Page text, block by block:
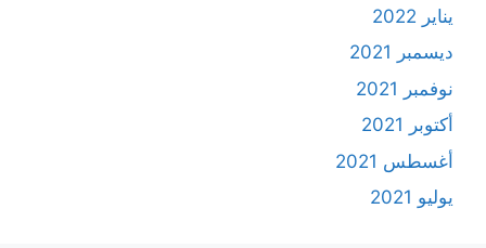
يناير 2022
ديسمبر 2021
نوفمبر 2021
أكتوبر 2021
أغسطس 2021
يوليو 2021